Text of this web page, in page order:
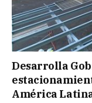
Desarrolla
América